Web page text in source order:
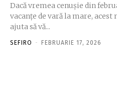
Dacă vremea cenușie din
vacanțe de vară la mare, acest
ajuta să vă...
SEFIRO - FEBRUARIE 17, 2026